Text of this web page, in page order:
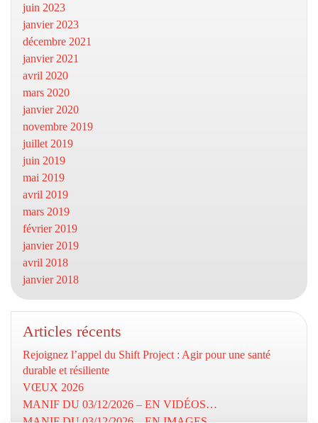
juin 2023
janvier 2023
décembre 2021
janvier 2021
avril 2020
mars 2020
janvier 2020
novembre 2019
juillet 2019
juin 2019
mai 2019
avril 2019
mars 2019
février 2019
janvier 2019
avril 2018
janvier 2018
Articles récents
Rejoignez l’appel du Shift Project : Agir pour une santé
durable et résiliente
VŒUX 2026
MANIF DU 03/12/2026 – EN VIDÉOS…